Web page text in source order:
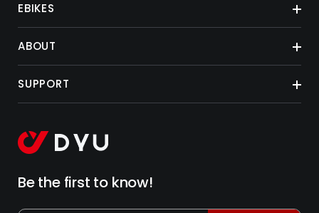
EBIKES
ABOUT
SUPPORT
Be the first to know!